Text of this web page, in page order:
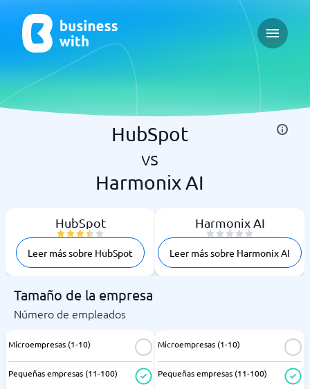
Open
HubSpot
vs
Harmonix AI
HubSpot
Leer más sobre HubSpot
Harmonix AI
Leer más sobre Harmonix AI
Tamaño de la empresa
Número de empleados
Microempresas (1-10)
Pequeñas empresas (11-100)
Microempresas (1-10)
Pequeñas empresas (11-100)